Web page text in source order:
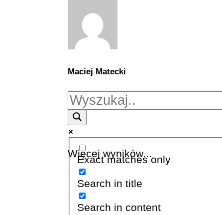
Maciej Matecki
Więcej wyników...
Exact matches only
Search in title
Search in content